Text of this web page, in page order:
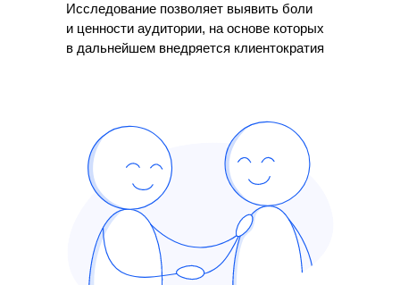
Исследование позволяет выявить боли
и ценности аудитории, на основе которых
в дальнейшем внедряется клиентократия